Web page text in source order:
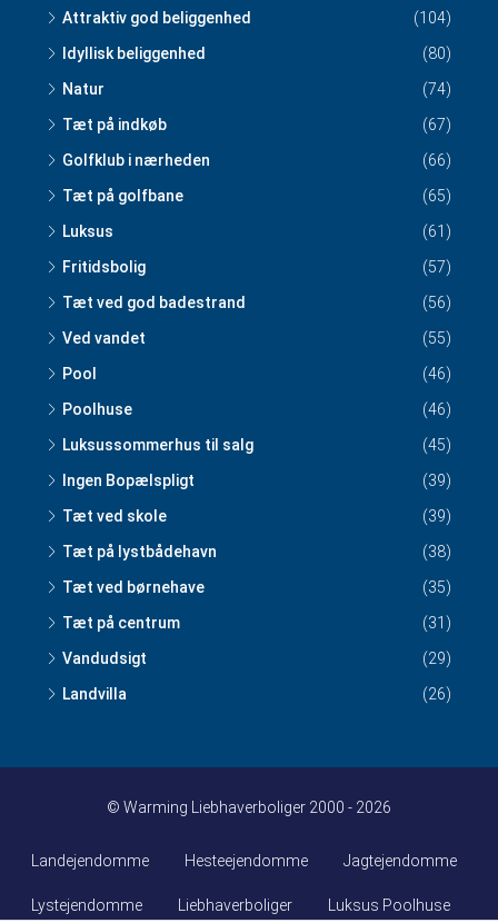
Attraktiv god beliggenhed
(104)
Idyllisk beliggenhed
(80)
Natur
(74)
Tæt på indkøb
(67)
Golfklub i nærheden
(66)
Tæt på golfbane
(65)
Luksus
(61)
Fritidsbolig
(57)
Tæt ved god badestrand
(56)
Ved vandet
(55)
Pool
(46)
Poolhuse
(46)
Luksussommerhus til salg
(45)
Ingen Bopælspligt
(39)
Tæt ved skole
(39)
Tæt på lystbådehavn
(38)
Tæt ved børnehave
(35)
Tæt på centrum
(31)
Vandudsigt
(29)
Landvilla
(26)
© Warming Liebhaverboliger 2000 - 2026
Landejendomme Hesteejendomme Jagtejendomme
Lystejendomme Liebhaverboliger Luksus Poolhuse